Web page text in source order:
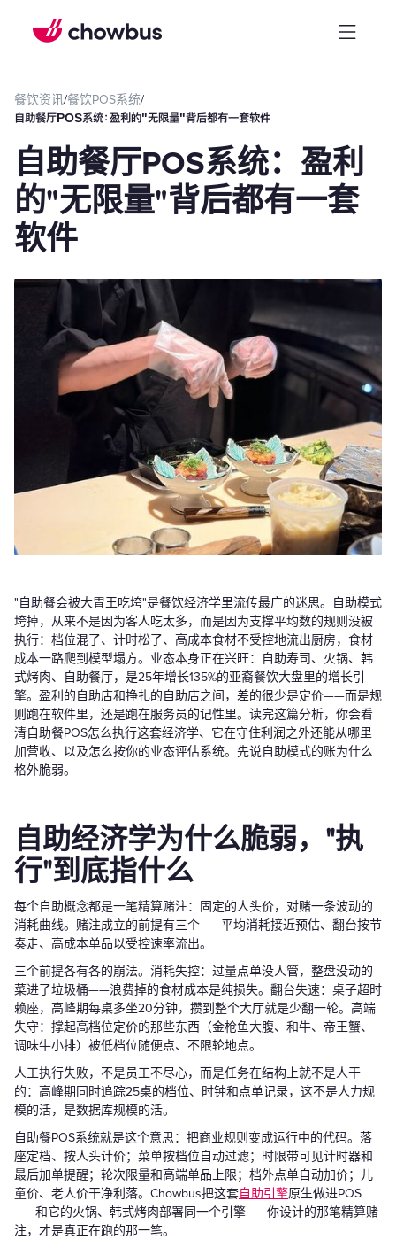
餐饮资讯/餐饮POS系统/
自助餐厅POS系统：盈利的"无限量"背后都有一套软件
自助餐厅POS系统：盈利
的"无限量"背后都有一套
软件
"自助餐会被大胃王吃垮"是餐饮经济学里流传最广的迷思。自助模式
垮掉，从来不是因为客人吃太多，而是因为支撑平均数的规则没被
执行：档位混了、计时松了、高成本食材不受控地流出厨房，食材
成本一路爬到模型塌方。业态本身正在兴旺：自助寿司、火锅、韩
式烤肉、自助餐厅，是25年增长135%的亚裔餐饮大盘里的增长引
擎。盈利的自助店和挣扎的自助店之间，差的很少是定价——而是规
则跑在软件里，还是跑在服务员的记性里。读完这篇分析，你会看
清自助餐POS怎么执行这套经济学、它在守住利润之外还能从哪里
加营收、以及怎么按你的业态评估系统。先说自助模式的账为什么
格外脆弱。
自助经济学为什么脆弱，"执
行"到底指什么
每个自助概念都是一笔精算赌注：固定的人头价，对赌一条波动的
消耗曲线。赌注成立的前提有三个——平均消耗接近预估、翻台按节
奏走、高成本单品以受控速率流出。
三个前提各有各的崩法。消耗失控：过量点单没人管，整盘没动的
菜进了垃圾桶——浪费掉的食材成本是纯损失。翻台失速：桌子超时
赖座，高峰期每桌多坐20分钟，攒到整个大厅就是少翻一轮。高端
失守：撑起高档位定价的那些东西（金枪鱼大腹、和牛、帝王蟹、
调味牛小排）被低档位随便点、不限轮地点。
人工执行失败，不是员工不尽心，而是任务在结构上就不是人干
的：高峰期同时追踪25桌的档位、时钟和点单记录，这不是人力规
模的活，是数据库规模的活。
自助餐POS系统就是这个意思：把商业规则变成运行中的代码。落
座定档、按人头计价；菜单按档位自动过滤；时限带可见计时器和
最后加单提醒；轮次限量和高端单品上限；档外点单自动加价；儿
童价、老人价干净利落。Chowbus把这套自助引擎原生做进POS
——和它的火锅、韩式烤肉部署同一个引擎——你设计的那笔精算赌
注，才是真正在跑的那一笔。